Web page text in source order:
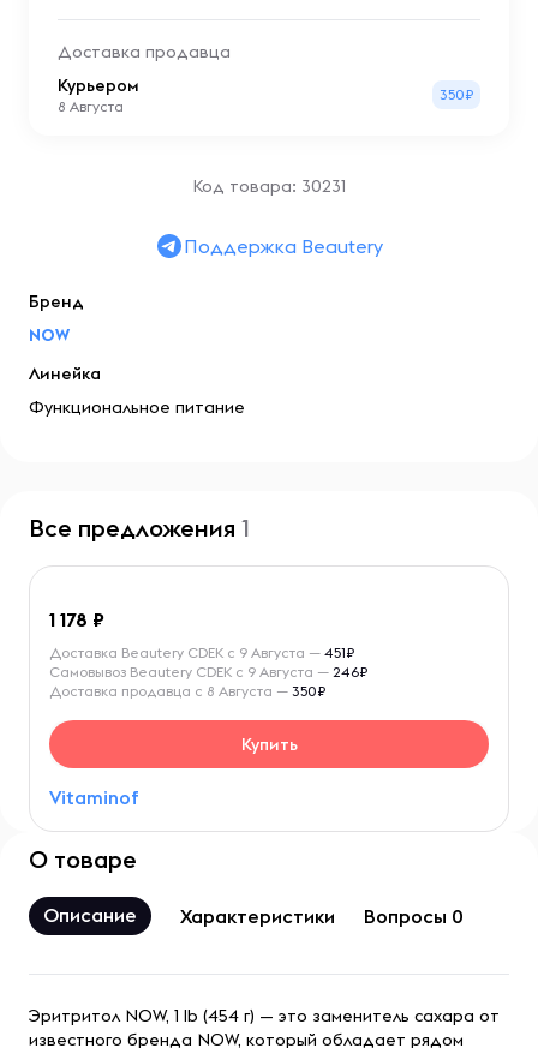
Доставка продавца
Курьером
8 Августа
350₽
Код товара: 30231
Поддержка Beautery
Бренд
NOW
Линейка
Функциональное питание
Все предложения 1
1 178
Vitaminof
Доставка Beautery CDEK с 9 Августа — 451₽
Самовывоз Beautery CDEK с 9 Августа — 246₽
Доставка продавца с 8 Августа — 350₽
Купить
О товаре
Описание Характеристики Вопросы 0
Эритритол NOW, 1 lb (454 г) — это заменитель сахара от
известного бренда NOW, который обладает рядом